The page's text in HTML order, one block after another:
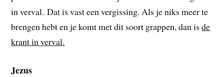
inverval. Dat is vast een vergissing. Als je niks meer te
brengen hebt en je komt met dit soort grappen, dan isde
krant in verval.
Jezus